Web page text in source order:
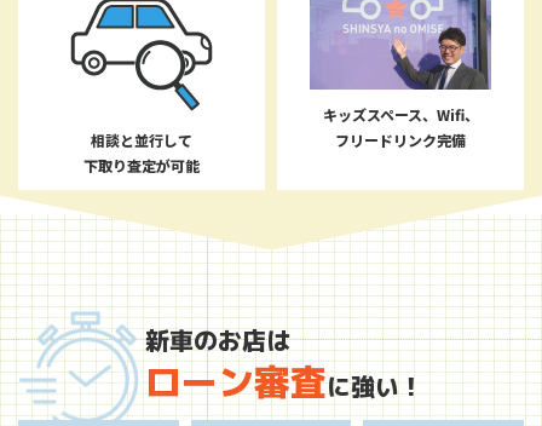
相談と並行して
下取り査定が可能
キッズスペース、Wifi、
フリードリンク完備
新車のお店は
ローン審査に強い！